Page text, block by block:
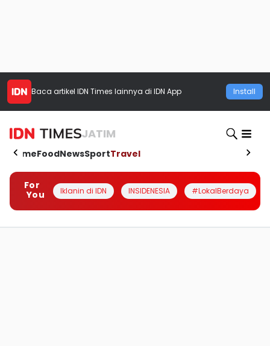
Baca artikel IDN Times lainnya di IDN App Install
JATIM
HomeFoodNewsSportTravel
For
You
Iklanin di IDN INSIDENESIA #LokalBerdaya